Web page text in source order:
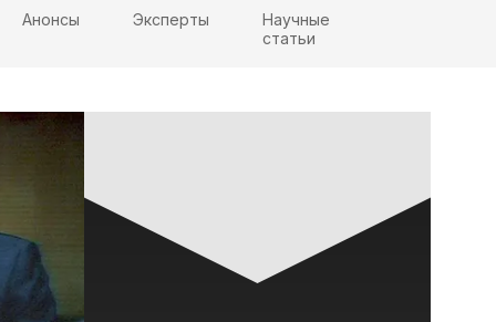
Анонсы Эксперты
Научные
статьи